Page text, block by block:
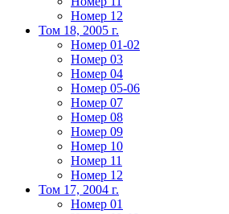
Номер 12
Том 18, 2005 г.
Номер 01-02
Номер 03
Номер 04
Номер 05-06
Номер 07
Номер 08
Номер 09
Номер 10
Номер 11
Номер 12
Том 17, 2004 г.
Номер 01